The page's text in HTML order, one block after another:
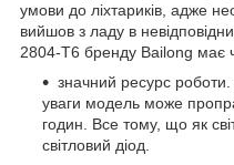
умови до ліхтариків, адже
вийшов з ладу в
2804-T6 бренду Bailong має
значний ресурс
уваги модель може
годин. Все тому, що як
світловий діод.